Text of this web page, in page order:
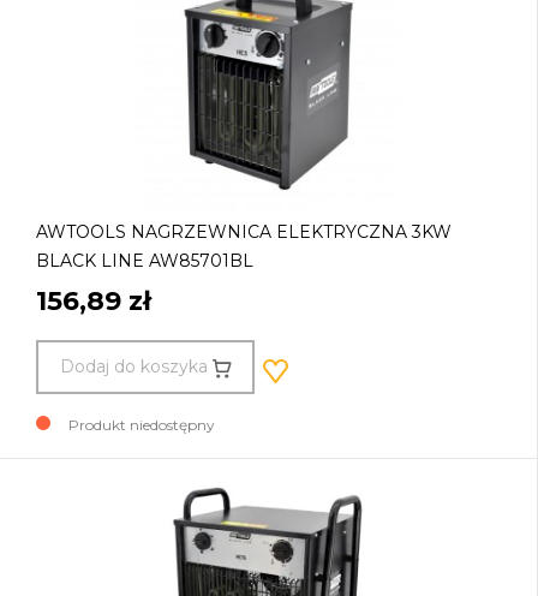
AWTOOLS NAGRZEWNICA ELEKTRYCZNA 3KW
BLACK LINE AW85701BL
156,89 zł
Dodaj do koszyka
Produkt niedostępny